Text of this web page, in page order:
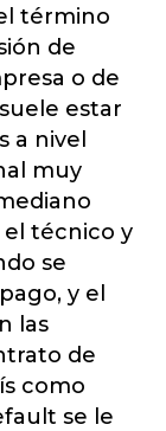
término
de
o de
estar
a nivel
muy
el técnico y
se
y el
las
de
como
se le